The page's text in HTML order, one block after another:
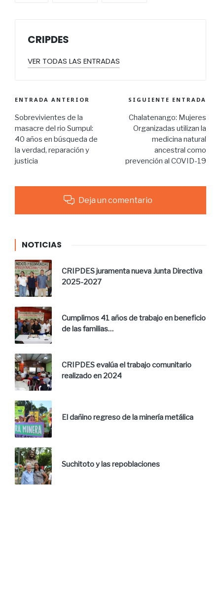
CRIPDES
VER TODAS LAS ENTRADAS
ENTRADA ANTERIOR
Sobrevivientes de la
masacre del rio Sumpul:
40 años en búsqueda de
la verdad, reparación y
justicia
SIGUIENTE ENTRADA
Chalatenango: Mujeres
Organizadas utilizan la
medicina natural
ancestral como
prevención al COVID-19
Deja un comentario
NOTICIAS
CRIPDES juramenta nueva Junta Directiva
2025-2027
Cumplimos 41 años de trabajo en beneficio
de las familias…
CRIPDES evalúa el trabajo comunitario
realizado en 2024
El dañino regreso de la minería metálica
Suchitoto y las repoblaciones